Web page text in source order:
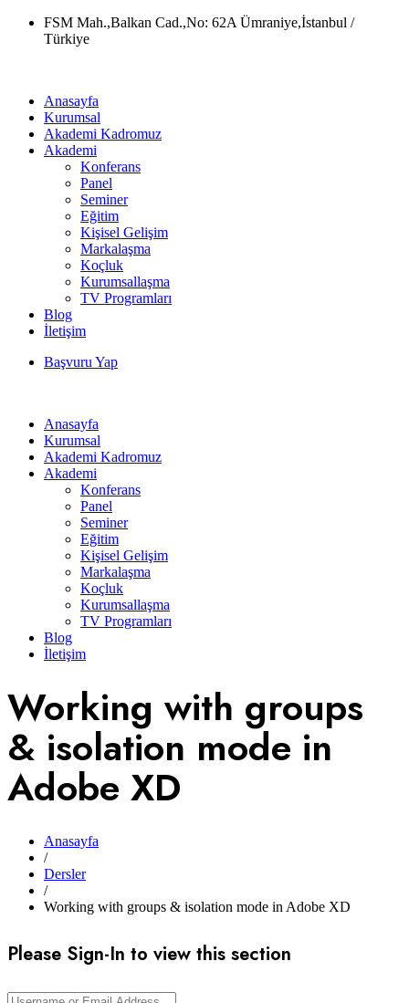
Skip
FSM Mah.,Balkan Cad.,No: 62A Ümraniye,İstanbul /
Türkiye
Anasayfa
Kurumsal
Akademi Kadromuz
Akademi
Konferans
Panel
Seminer
Eğitim
Kişisel Gelişim
Markalaşma
Koçluk
Kurumsallaşma
TV Programları
Blog
İletişim
Başvuru Yap
Anasayfa
Kurumsal
Akademi Kadromuz
Akademi
Konferans
Panel
Seminer
Eğitim
Kişisel Gelişim
Markalaşma
Koçluk
Kurumsallaşma
TV Programları
Blog
İletişim
Working with groups
& isolation mode in
Adobe XD
Anasayfa
/
Dersler
/
Working with groups & isolation mode in Adobe XD
Please Sign-In to view this section